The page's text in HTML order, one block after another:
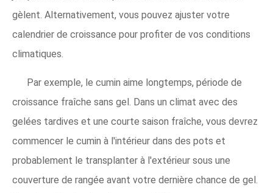
gèlent. Alternativement, vous pouvez ajuster votre
calendrier de croissance pour profiter de vos conditions
climatiques.
Par exemple, le cumin aime longtemps, période de
croissance fraîche sans gel. Dans un climat avec des
gelées tardives et une courte saison fraîche, vous devrez
commencer le cumin à l'intérieur dans des pots et
probablement le transplanter à l'extérieur sous une
couverture de rangée avant votre dernière chance de gel.